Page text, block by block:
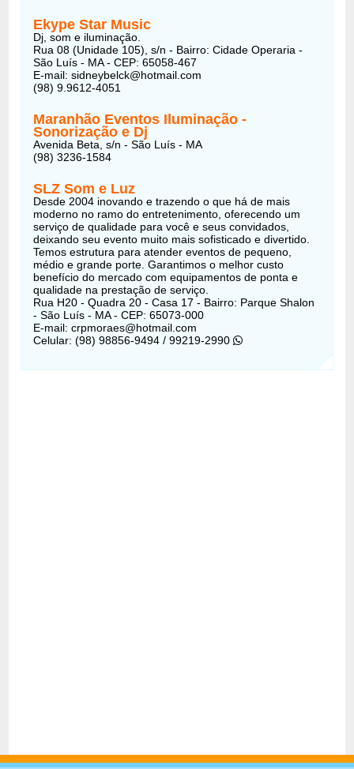
Ekype Star Music
Dj, som e iluminação.
Rua 08 (Unidade 105), s/n - Bairro: Cidade Operaria -
São Luís - MA - CEP: 65058-467
E-mail: sidneybelck@hotmail.com
(98) 9.9612-4051
Maranhão Eventos Iluminação -
Sonorização e Dj
Avenida Beta, s/n - São Luís - MA
(98) 3236-1584
SLZ Som e Luz
Desde 2004 inovando e trazendo o que há de mais
moderno no ramo do entretenimento, oferecendo um
serviço de qualidade para você e seus convidados,
deixando seu evento muito mais sofisticado e divertido.
Temos estrutura para atender eventos de pequeno,
médio e grande porte. Garantimos o melhor custo
benefício do mercado com equipamentos de ponta e
qualidade na prestação de serviço.
Rua H20 - Quadra 20 - Casa 17 - Bairro: Parque Shalon
- São Luís - MA - CEP: 65073-000
E-mail: crpmoraes@hotmail.com
Celular: (98) 98856-9494 / 99219-2990